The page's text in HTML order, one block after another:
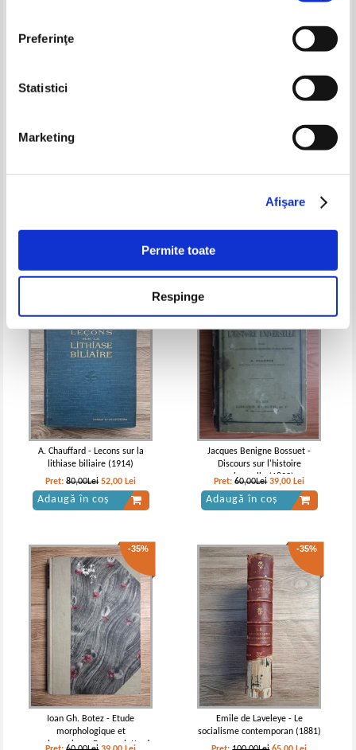
Preferinţe
Statistici
Marketing
Afişare
Permite toate
Respinge
Adaugă în coș
de Medecine Veterinaire
(Londres, 1914)
Adaugă în coș
-35%
A. Chauffard - Lecons sur la
lithiase biliaire (1914)
Pret:80,00Lei 52,00 Lei
Adaugă în coș
-35%
Jacques Benigne Bossuet -
Discours sur l'histoire
universelle (1892)
Pret:60,00Lei 39,00 Lei
Adaugă în coș
-35%
Ioan Gh. Botez - Etude
morphologique et
morphogenique. Du squelette du
-35%
Emile de Laveleye - Le
socialisme contemporan (1881)